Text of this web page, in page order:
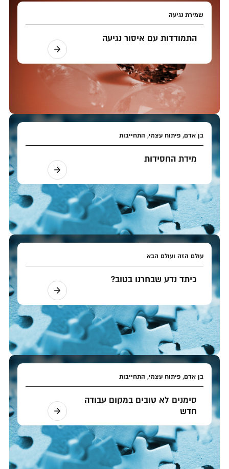
שמירת נגיעה
התמודדות עם איסור נגיעה
בן אדם, פיתוח עצמי, התחייבות
מידת החסידות
עולם הזה ועולם הבא
כיתד נדע שבחרנו בטוב?
בן אדם, פיתוח עצמי, התחייבות
סימנים לא טובים במקום עבודה
חדש